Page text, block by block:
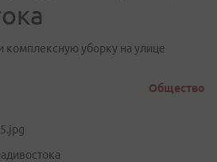
уборку на улице
Общество